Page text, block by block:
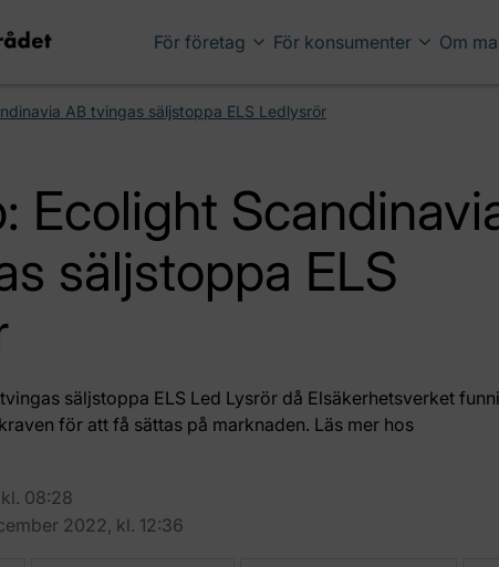
För företag För konsumenter Om
AB tvingas säljstoppa ELS Ledlysrör
Ecolight
säljstoppa ELS
säljstoppa ELS Led Lysrör då Elsäkerhetsverket
för att få sättas på marknaden. Läs mer hos
08:28
2022, kl. 12:36